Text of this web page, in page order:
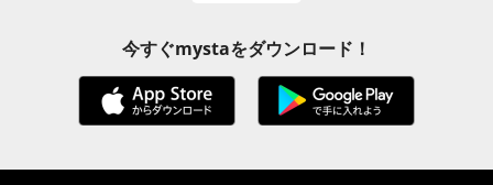
今すぐmystaをダウンロード！